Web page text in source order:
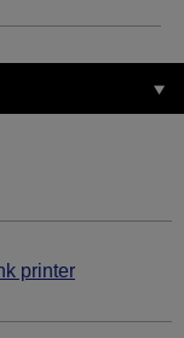
printer